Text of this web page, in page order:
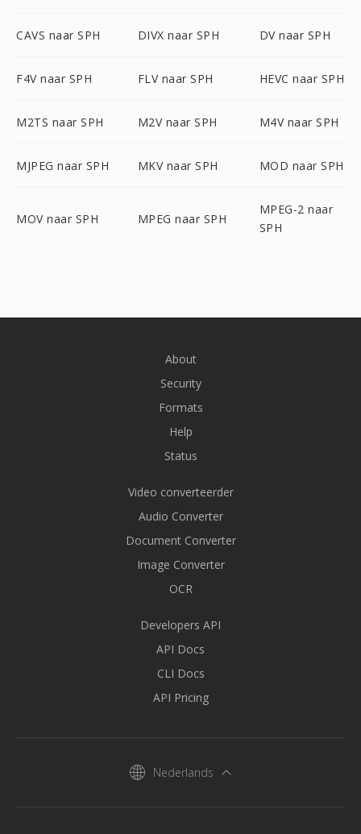
CAVS naar SPH DIVX naar SPH DV naar SPH
F4V naar SPH FLV naar SPH HEVC naar SPH
M2TS naar SPH M2V naar SPH M4V naar SPH
MJPEG naar SPH MKV naar SPH MOD naar SPH
MOV naar SPH MPEG naar SPH
MPEG-2 naar
SPH
About
Security
Formats
Help
Status
Video converteerder
Audio Converter
Document Converter
Image Converter
OCR
Developers API
API Docs
CLI Docs
API Pricing
Nederlands